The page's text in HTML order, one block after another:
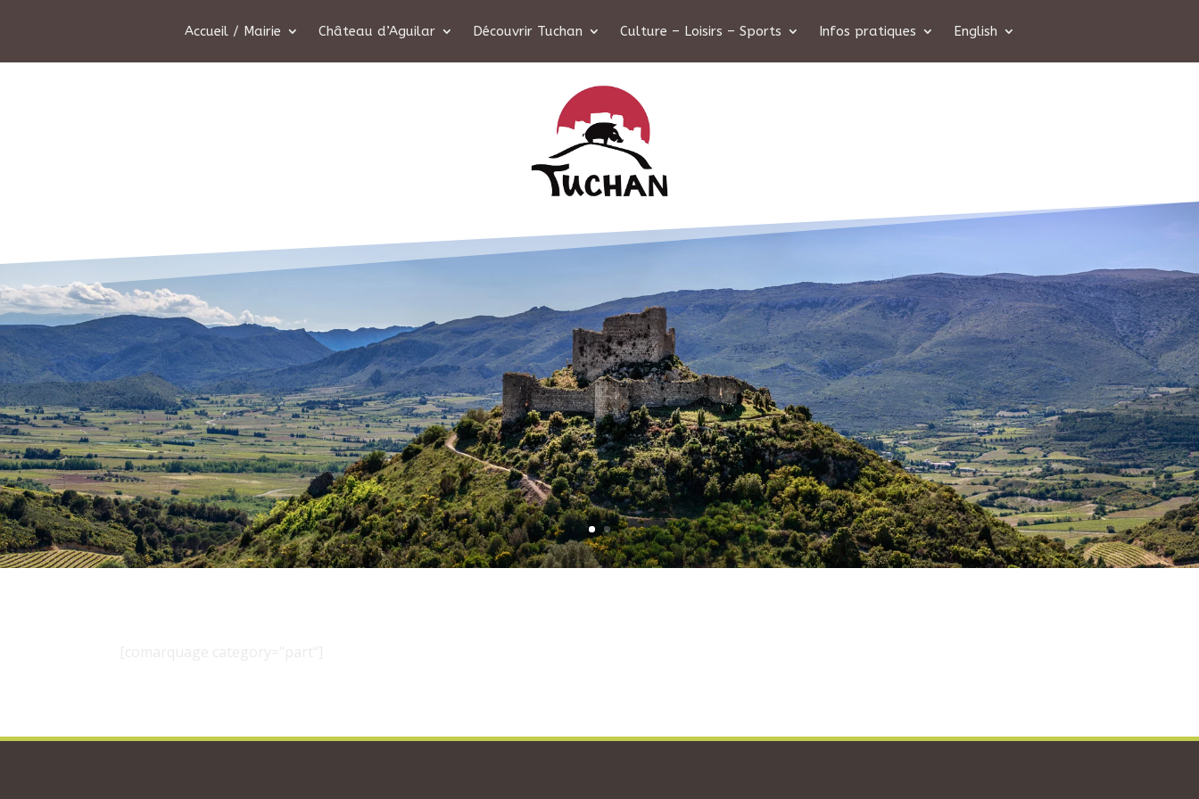
Accueil / Mairie Château d’Aguilar Découvrir Tuchan Culture – Loisirs – Sports Infos pratiques English